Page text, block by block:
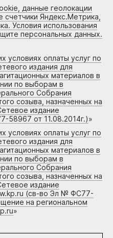
данные геолокации
счетчики Яндекс.Метрика,
Условия использования
персональных данных.
условиях оплаты услуг по
издания для
материалов в
по выборам в
Собрания
созыва, назначенных на
издание
58967 от 11.08.2014г.)»
условиях оплаты услуг по
издания для
материалов в
по выборам в
Собрания
созыва, назначенных на
издание
(св-во Эл № ФС77-
на региональном
»